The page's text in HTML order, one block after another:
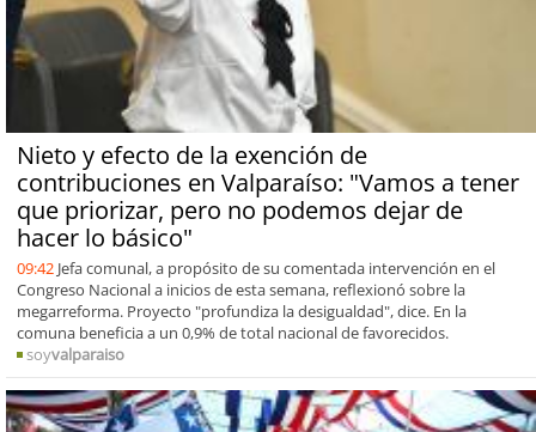
Nieto y efecto de la exención de
contribuciones en Valparaíso: "Vamos a tener
que priorizar, pero no podemos dejar de
hacer lo básico"
09:42 Jefa comunal, a propósito de su comentada intervención en el
Congreso Nacional a inicios de esta semana, reflexionó sobre la
megarreforma. Proyecto "profundiza la desigualdad", dice. En la
comuna beneficia a un 0,9% de total nacional de favorecidos.
soyvalparaiso